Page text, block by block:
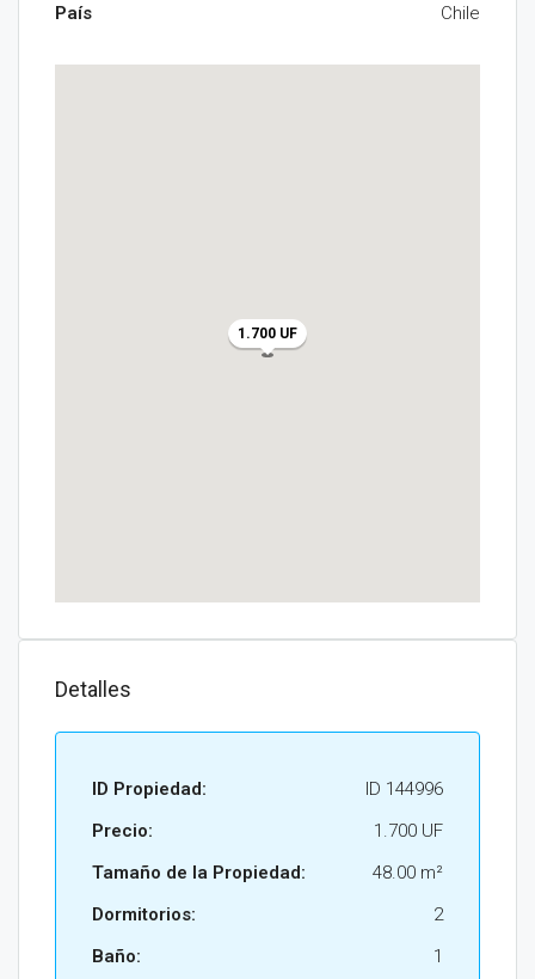
País
Chile
1.700 UF
Detalles
ID Propiedad:
ID 144996
Precio:
1.700 UF
Tamaño de la Propiedad:
48.00 m²
Dormitorios:
2
Baño:
1